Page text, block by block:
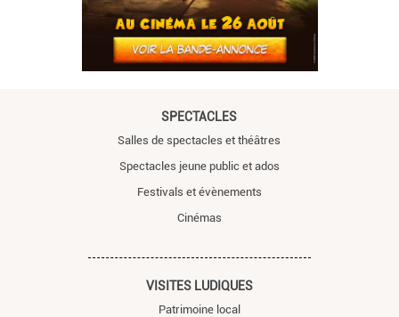
SPECTACLES
Salles de spectacles et théâtres
Spectacles jeune public et ados
Festivals et évènements
Cinémas
VISITES LUDIQUES
Patrimoine local